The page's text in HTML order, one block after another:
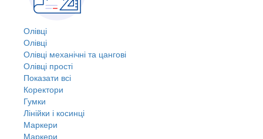
Олівці
Олівці
Олівці механічні та цангові
Олівці прості
Показати всі
Коректори
Гумки
Лінійки і косинці
Маркери
Маркери